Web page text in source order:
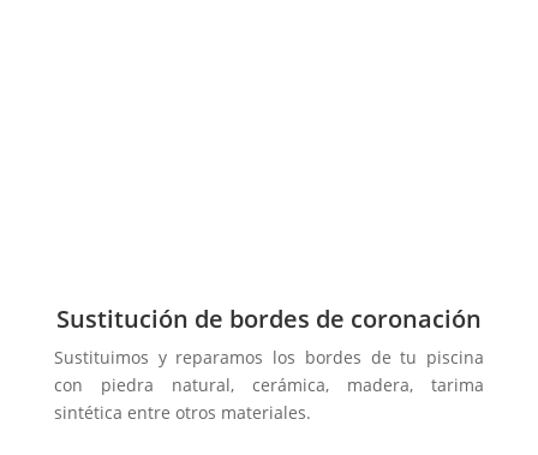
Sustitución de bordes de coronación
Sustituimos y reparamos los bordes de tu piscina
con piedra natural, cerámica, madera, tarima
sintética entre otros materiales.